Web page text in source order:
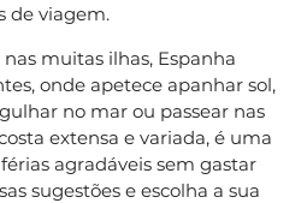
de viagem.
muitas ilhas, Espanha
onde apetece apanhar sol,
no mar ou passear nas
extensa e variada, é uma
agradáveis sem gastar
sugestões e escolha a sua